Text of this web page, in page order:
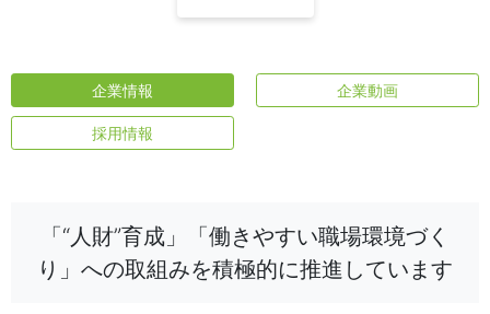
企業情報 企業動画
採用情報
「“人財”育成」「働きやすい職場環境づく
り」への取組みを積極的に推進しています